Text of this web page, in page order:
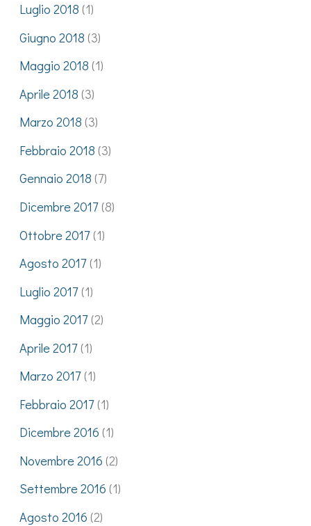
Luglio 2018 (1)
Giugno 2018 (3)
Maggio 2018 (1)
Aprile 2018 (3)
Marzo 2018 (3)
Febbraio 2018 (3)
Gennaio 2018 (7)
Dicembre 2017(8)
Ottobre 2017(1)
Agosto 2017(1)
Luglio 2017(1)
Maggio 2017(2)
Aprile 2017(1)
Marzo 2017(1)
Febbraio 2017(1)
Dicembre 2016 (1)
Novembre 2016 (2)
Settembre 2016 (1)
Agosto 2016 (2)